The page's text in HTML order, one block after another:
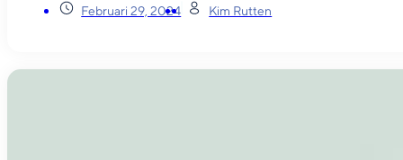
Februari 29, 2024 Kim Rutten